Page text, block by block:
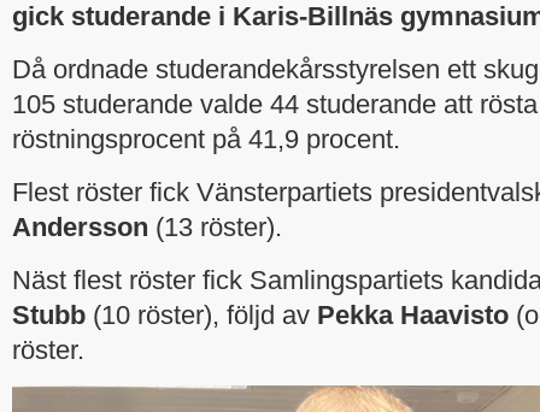
gick studerande i Karis-Billnäs
Då ordnade studerandekårsstyrelsen ett
105 studerande valde 44 studerande att
röstningsprocent på 41,9 procent.
Flest röster fick Vänsterpartiets
Andersson (13 röster).
Näst flest röster fick Samlingspartiets
Stubb (10 röster), följd av Pekka Haavisto
röster.